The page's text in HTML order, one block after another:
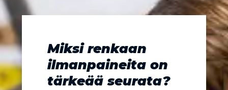
Miksi renkaan
ilmanpaineita on
tärkeää seurata?